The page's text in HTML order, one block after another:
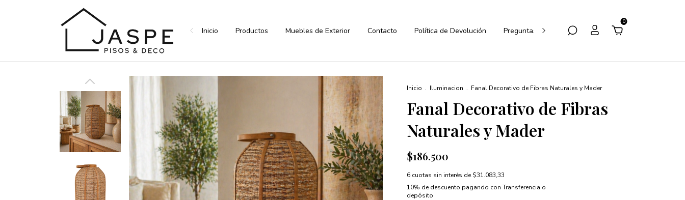
Inicio Productos Muebles de Exterior Contacto Política de Devolución Preguntas Frecuentes Cómo Comprar
0
Inicio . Iluminacion . Fanal Decorativo de Fibras Naturales y Mader
Fanal Decorativo de Fibras
Naturales y Mader
$186.500
6 cuotas sin interés de$31.083,33
10% de descuento pagando con Transferencia o
depósito